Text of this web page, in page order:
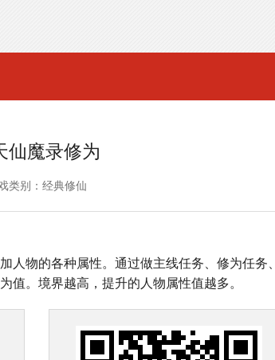
仙魔录修为
类别：经典修仙
人物的各种属性。通过做主线任务、修为任务、
值。境界越高，提升的人物属性值越多。